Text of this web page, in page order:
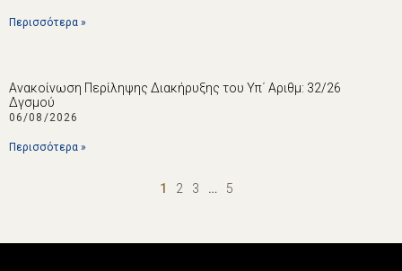
Περισσότερα »
Ανακοίνωση Περίληψης Διακήρυξης του Υπ΄ Αριθμ: 32/26
Δγσμού
06/08/2026
Περισσότερα »
1 2 3 … 5